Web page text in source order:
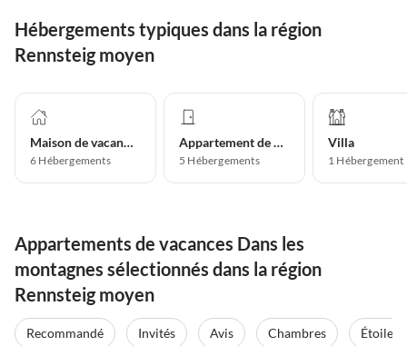
Hébergements typiques dans la région
Rennsteig moyen
Maison de vacances
6 Hébergements
Appartement de vacances
5 Hébergements
Villa
1 Hébergement
Appartements de vacances Dans les
montagnes sélectionnés dans la région
Rennsteig moyen
Recommandé Invités Avis Chambres
Étoiles